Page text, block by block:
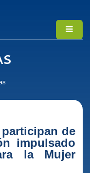
de
impulsado
la Mujer